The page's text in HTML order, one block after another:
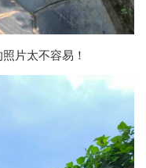
片太不容易！